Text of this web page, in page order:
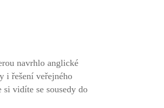
navrhlo anglické
i řešení veřejného
vidíte se sousedy do